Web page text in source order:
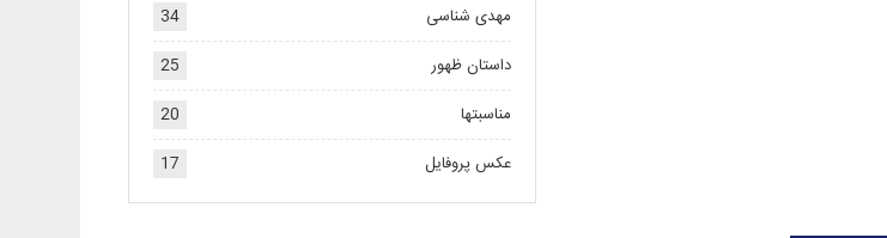
مهدی شناسی
34
داستان ظهور
25
مناسبتها
20
عکس پروفایل
17